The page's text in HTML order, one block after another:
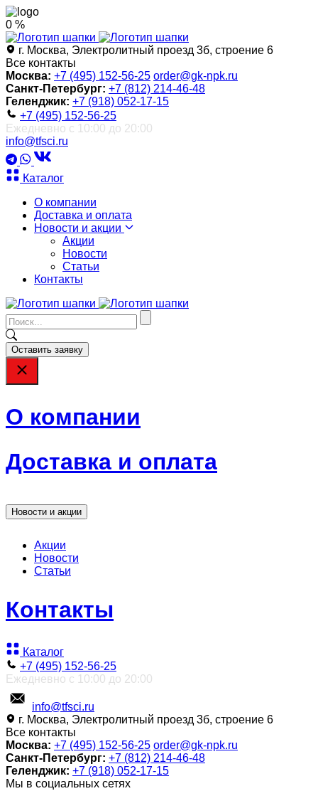
0 %
г. Москва, Электролитный проезд 3б, строение 6
Все контакты
Москва: +7 (495) 152-56-25 order@gk-npk.ru
Санкт-Петербург: +7 (812) 214-46-48
Геленджик: +7 (918) 052-17-15
+7 (495) 152-56-25
Ежедневно с 10:00 до 20:00
info@tfsci.ru
Каталог
О компании
Доставка и оплата
Новости и акции
Акции
Новости
Статьи
Контакты
Оставить заявку
О компании
Доставка и оплата
Новости и акции
Акции
Новости
Статьи
Контакты
Каталог
+7 (495) 152-56-25
Ежедневно с 10:00 до 20:00
info@tfsci.ru
г. Москва, Электролитный проезд 3б, строение 6
Все контакты
Москва: +7 (495) 152-56-25 order@gk-npk.ru
Санкт-Петербург: +7 (812) 214-46-48
Геленджик: +7 (918) 052-17-15
Мы в социальных сетях